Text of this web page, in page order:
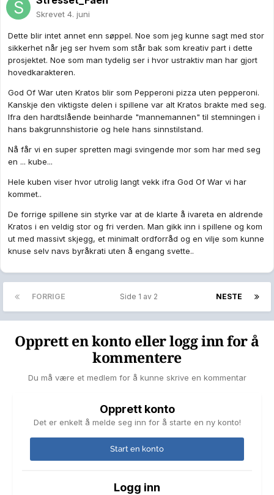
Skrevet 4. juni
Dette blir intet annet enn søppel. Noe som jeg kunne sagt med stor
sikkerhet når jeg ser hvem som står bak som kreativ part i dette
prosjektet. Noe som man tydelig ser i hvor ustraktiv man har gjort
hovedkarakteren.
God Of War uten Kratos blir som Pepperoni pizza uten pepperoni.
Kanskje den viktigste delen i spillene var alt Kratos brakte med seg.
Ifra den hardtslående beinharde "mannemannen" til stemningen i
hans bakgrunnshistorie og hele hans sinnstilstand.
Nå får vi en super spretten magi svingende mor som har med seg
en ... kube...
Hele kuben viser hvor utrolig langt vekk ifra God Of War vi har
kommet..
De forrige spillene sin styrke var at de klarte å ivareta en aldrende
Kratos i en veldig stor og fri verden. Man gikk inn i spillene og kom
ut med massivt skjegg, et minimalt ordforråd og en vilje som kunne
knuse selv navs byråkrati uten å engang svette..
FORRIGE NESTE
Side 1 av 2
Opprett en konto eller logg inn for å
kommentere
Du må være et medlem for å kunne skrive en kommentar
Opprett konto
Det er enkelt å melde seg inn for å starte en ny konto!
Start en konto
Logg inn